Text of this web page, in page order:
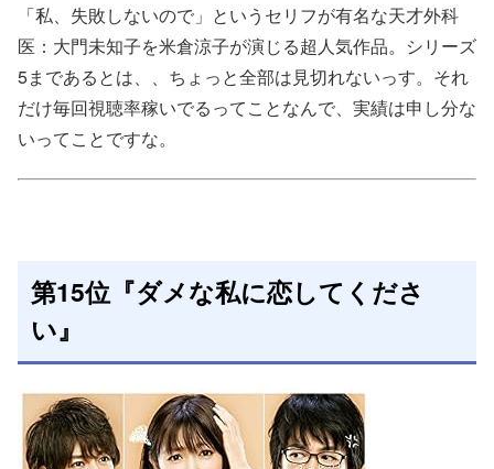
「私、失敗しないので」というセリフが有名な天才外科
医：大門未知子を米倉涼子が演じる超人気作品。シリーズ
5まであるとは、、ちょっと全部は見切れないっす。それ
だけ毎回視聴率稼いでるってことなんで、実績は申し分な
いってことですな。
第15位『ダメな私に恋してくださ
い』